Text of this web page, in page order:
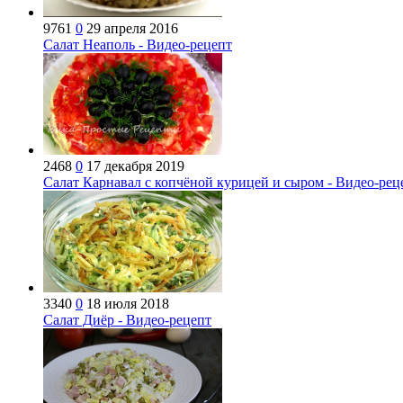
9761 0 29 апреля 2016
Салат Неаполь - Видео-рецепт
2468 0 17 декабря 2019
Салат Карнавал с копчёной курицей и сыром - Видео-
3340 0 18 июля 2018
Салат Диёр - Видео-рецепт